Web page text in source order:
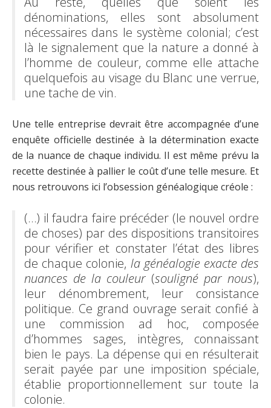
dénominations, elles sont absolument
nécessaires dans le système colonial; c’est
là le signalement que la nature a donné à
l’homme de couleur, comme elle attache
quelquefois au visage du Blanc une verrue,
une tache de vin.
Une telle entreprise devrait être accompagnée d’une
enquête officielle destinée à la détermination exacte
de la nuance de chaque individu. Il est même prévu la
recette destinée à pallier le coût d’une telle mesure. Et
nous retrouvons ici l’obsession généalogique créole :
(…) il faudra faire précéder (le nouvel ordre
de choses) par des dispositions transitoires
pour vérifier et constater l’état des libres
de chaque colonie, la généalogie exacte des
nuances de la couleur (souligné par nous),
leur dénombrement, leur consistance
politique. Ce grand ouvrage serait confié à
une commission ad hoc, composée
d’hommes sages, intègres, connaissant
bien le pays. La dépense qui en résulterait
serait payée par une imposition spéciale,
établie proportionnellement sur toute la
colonie.